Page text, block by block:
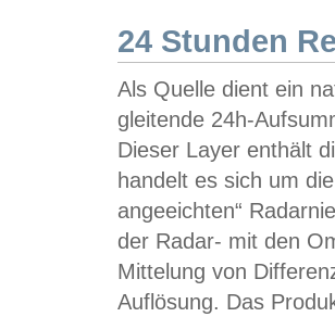
24 Stunden
Als Quelle dient ein
gleitende 24h-
Dieser Layer enthält
handelt es sich um
angeeichten“
der Radar- mit den
Mittelung von
Auflösung. Das